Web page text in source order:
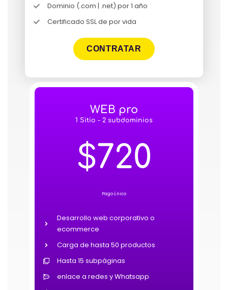
Dominio (.com | .net) por 1 año
Certificado SSL de por vida
CONTRATAR
WEB pro
1 Sitio - 2 subdominios
$720
Pago único
Desarrollo web corporativo o
ecommerce
Carga de hasta 50 productos
Hasta 15 subpáginas
enlace a redes y Whatsapp